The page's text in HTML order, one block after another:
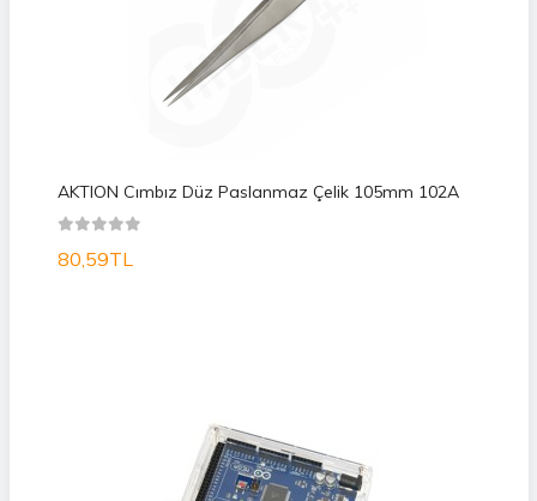
AKTION Cımbız Düz Paslanmaz Çelik 105mm 102A
80,59TL